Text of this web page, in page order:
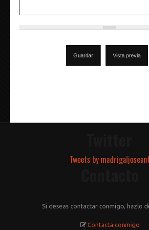
Tweets by madrigaljoseant
Si deseas contactar conmigo, hazlo
Contacta conmigo